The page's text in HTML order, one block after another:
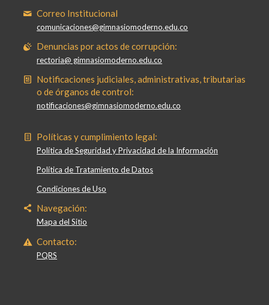
Correo Institucional
comunicaciones@gimnasiomoderno.edu.co
Denuncias por actos de corrupción:
rectoria@ gimnasiomoderno.edu.co
Notificaciones judiciales, administrativas, tributarias
o de órganos de control:
notificaciones@gimnasiomoderno.edu.co
Políticas y cumplimiento legal:
Política de Seguridad y Privacidad de la Información
Política de Tratamiento de Datos
Condiciones de Uso
Navegación:
Mapa del Sitio
Contacto:
PQRS